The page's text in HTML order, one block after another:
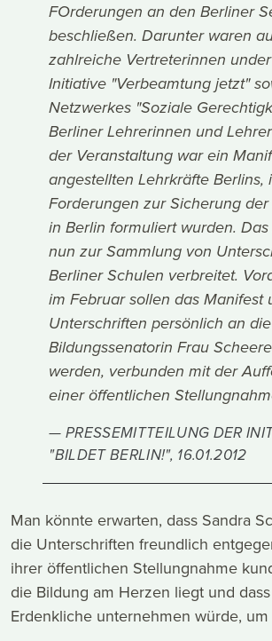
FOrderungen an den Berliner
beschließen. Darunter waren
zahlreiche Vertreterinnen
Initiative "Verbeamtung jetzt"
Netzwerkes "Soziale
Berliner Lehrerinnen und
der Veranstaltung war ein
angestellten Lehrkräfte Berlins,
Forderungen zur Sicherung
in Berlin formuliert wurden.
nun zur Sammlung von
Berliner Schulen verbreitet.
im Februar sollen das Manifest
Unterschriften persönlich an die
Bildungssenatorin Frau
werden, verbunden mit der
einer öffentlichen
PRESSEMITTEILUNG DER
"BILDET BERLIN!", 16.01.2012
Man könnte erwarten, dass Sandra
die Unterschriften freundlich
ihrer öffentlichen Stellungnahme
die Bildung am Herzen liegt und
Erdenkliche unternehmen würde, um